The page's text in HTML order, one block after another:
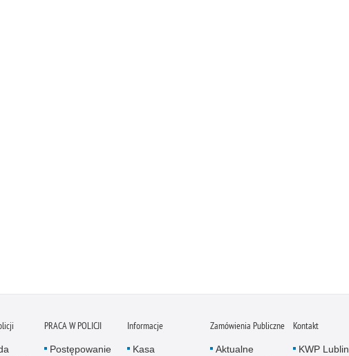
PRACA W POLICJI
Postępowanie
Informacje
Kasa
Zamówienia Publiczne
Aktualne
Kontakt
KWP Lublin